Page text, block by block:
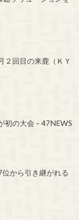
２回目の来鹿（ＫＹ
初の大会 – 47NEWS
から引き継がれる